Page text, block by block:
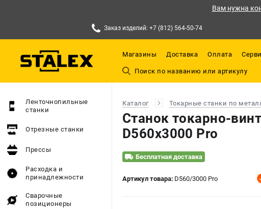
Вам нужна
Заказ изделий: +7 (812) 564-50-74
Магазины Доставка Оплата
Ленточнопильные
станки
Отрезные станки
Прессы
Расходка и
принадлежности
Сварочные
позиционеры
Каталог Токарные станки по
Станок токарно-
D560x3000 Pro
Бесплатная доставка
Артикул товара: D560/3000 Pro